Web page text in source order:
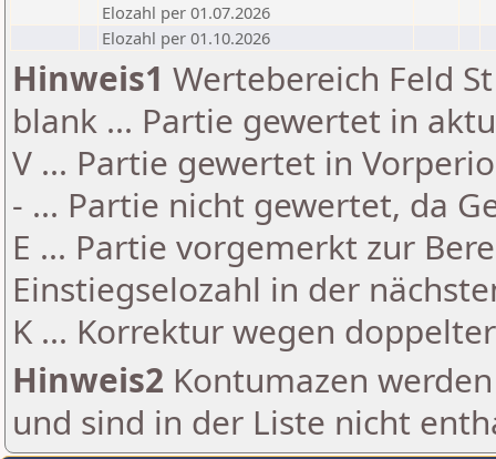
Elozahl per 01.07.2026
Elozahl per 01.10.2026
Hinweis1 Wertebereich Feld
blank ... Partie gewertet in
V ... Partie gewertet in
- ... Partie nicht gewertet, da
E ... Partie vorgemerkt zur
Einstiegselozahl in der
K ... Korrektur wegen
Hinweis2 Kontumazen
und sind in der Liste nicht